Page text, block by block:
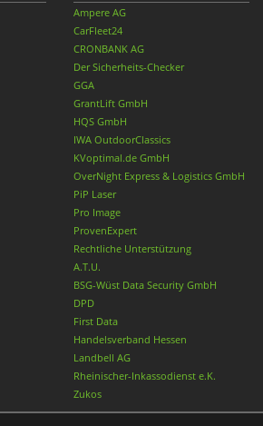
Ampere AG
CarFleet24
CRONBANK AG
Der Sicherheits-Checker
GGA
GrantLift GmbH
HQS GmbH
IWA OutdoorClassics
KVoptimal.de GmbH
OverNight Express & Logistics GmbH
PiP Laser
Pro Image
ProvenExpert
Rechtliche Unterstützung
A.T.U.
BSG-Wüst Data Security GmbH
DPD
First Data
Handelsverband Hessen
Landbell AG
Rheinischer-Inkassodienst e.K.
Zukos